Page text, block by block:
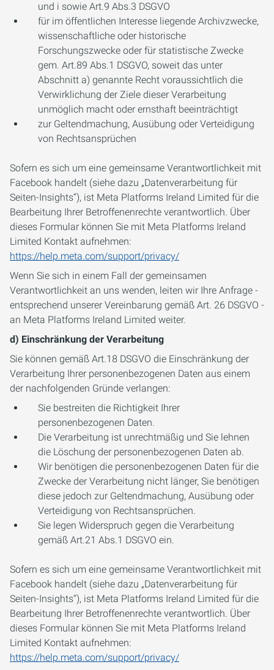
und i sowie Art.9 Abs.3 DSGVO
für im öffentlichen Interesse liegende Archivzwecke,
wissenschaftliche oder historische
Forschungszwecke oder für statistische Zwecke
gem. Art.89 Abs.1 DSGVO, soweit das unter
Abschnitt a) genannte Recht voraussichtlich die
Verwirklichung der Ziele dieser Verarbeitung
unmöglich macht oder ernsthaft beeinträchtigt
zur Geltendmachung, Ausübung oder Verteidigung
von Rechtsansprüchen
Sofern es sich um eine gemeinsame Verantwortlichkeit mit
Facebook handelt (siehe dazu „Datenverarbeitung für
Seiten-Insights“), ist Meta Platforms Ireland Limited für die
Bearbeitung Ihrer Betroffenenrechte verantwortlich. Über
dieses Formular können Sie mit Meta Platforms Ireland
Limited Kontakt aufnehmen:
https://help.meta.com/support/privacy/
Wenn Sie sich in einem Fall der gemeinsamen
Verantwortlichkeit an uns wenden, leiten wir Ihre Anfrage -
entsprechend unserer Vereinbarung gemäß Art. 26 DSGVO -
an Meta Platforms Ireland Limited weiter.
d) Einschränkung der Verarbeitung
Sie können gemäß Art.18 DSGVO die Einschränkung der
Verarbeitung Ihrer personenbezogenen Daten aus einem
der nachfolgenden Gründe verlangen:
Sie bestreiten die Richtigkeit Ihrer
personenbezogenen Daten.
Die Verarbeitung ist unrechtmäßig und Sie lehnen
die Löschung der personenbezogenen Daten ab.
Wir benötigen die personenbezogenen Daten für die
Zwecke der Verarbeitung nicht länger, Sie benötigen
diese jedoch zur Geltendmachung, Ausübung oder
Verteidigung von Rechtsansprüchen.
Sie legen Widerspruch gegen die Verarbeitung
gemäß Art.21 Abs.1 DSGVO ein.
Sofern es sich um eine gemeinsame Verantwortlichkeit mit
Facebook handelt (siehe dazu „Datenverarbeitung für
Seiten-Insights“), ist Meta Platforms Ireland Limited für die
Bearbeitung Ihrer Betroffenenrechte verantwortlich. Über
dieses Formular können Sie mit Meta Platforms Ireland
Limited Kontakt aufnehmen:
https://help.meta.com/support/privacy/